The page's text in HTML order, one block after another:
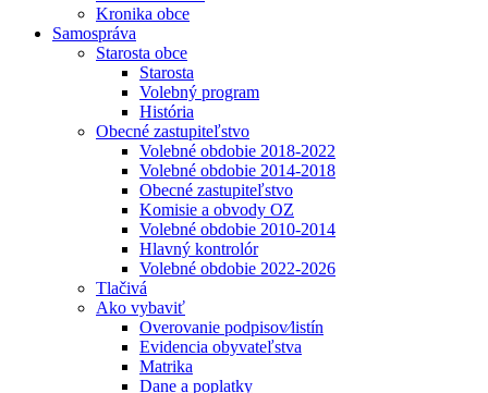
Kronika obce
Samospráva
Starosta obce
Starosta
Volebný program
História
Obecné zastupiteľstvo
Volebné obdobie 2018-2022
Volebné obdobie 2014-2018
Obecné zastupiteľstvo
Komisie a obvody OZ
Volebné obdobie 2010-2014
Hlavný kontrolór
Volebné obdobie 2022-2026
Tlačivá
Ako vybaviť
Overovanie podpisov⁄listín
Evidencia obyvateľstva
Matrika
Dane a poplatky